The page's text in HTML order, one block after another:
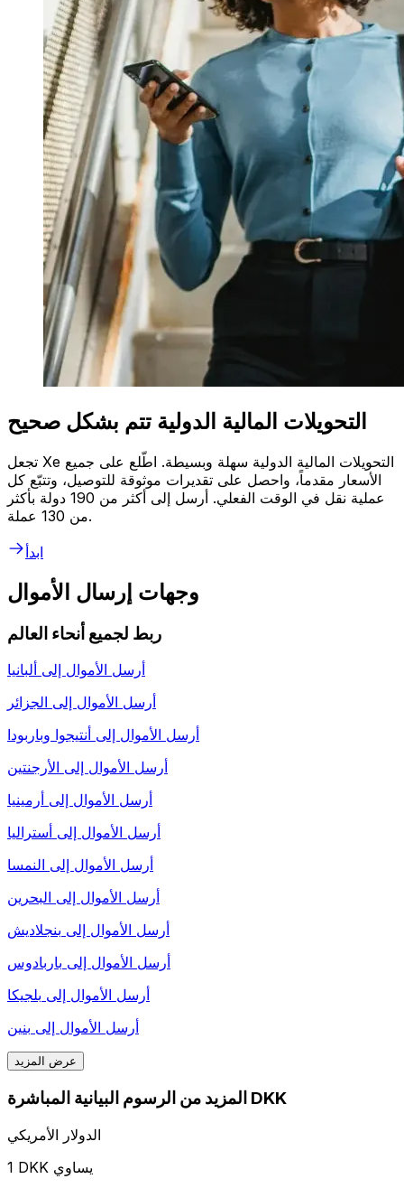
التحويلات المالية الدولية تتم بشكل صحيح
تجعل Xe التحويلات المالية الدولية سهلة وبسيطة. اطّلع على جميع
الأسعار مقدماً، واحصل على تقديرات موثوقة للتوصيل، وتتبّع كل
عملية نقل في الوقت الفعلي. أرسل إلى أكثر من 190 دولة بأكثر
من 130 عملة.
ابدأ
وجهات إرسال الأموال
ربط لجميع أنحاء العالم
أرسل الأموال إلى ألبانيا
أرسل الأموال إلى الجزائر
أرسل الأموال إلى أنتيجوا وباربودا
أرسل الأموال إلى الأرجنتين
أرسل الأموال إلى أرمينيا
أرسل الأموال إلى أستراليا
أرسل الأموال إلى النمسا
أرسل الأموال إلى البحرين
أرسل الأموال إلى بنجلاديش
أرسل الأموال إلى باربادوس
أرسل الأموال إلى بلجيكا
أرسل الأموال إلى بنين
عرض المزيد
المزيد من الرسوم البيانية المباشرة DKK
الدولار الأمريكي
1 DKK يساوي